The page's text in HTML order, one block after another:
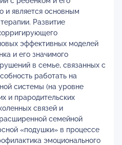
и является основным
Развитие
эффективных моделей
и его значимого
в семье, связанных с
работать на
системы (на уровне
и прародительских
связей и
семейной
«подушки» в процессе
эмоционального